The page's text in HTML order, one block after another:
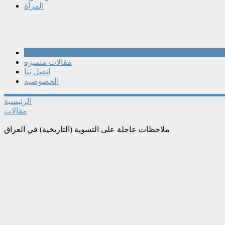
المرأة
مقالات متميزه
اتصل بنا
الخصوصية
الرئيسية
مقالات
ملاحظات عاجلة على التسوية (التاريخية) في العراق